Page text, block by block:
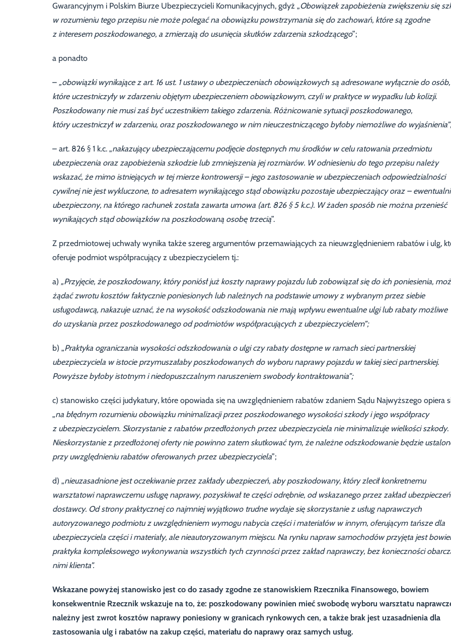
Gwarancyjnym i Polskim Biurze Ubezpieczycieli Komunikacyjnych, gdyż „Obowiązek zapobieżenia zwiększeniu się
w rozumieniu tego przepisu nie może polegać na obowiązku powstrzymania się do zachowań, które są zgodne
z interesem poszkodowanego, a zmierzają do usunięcia skutków zdarzenia szkodzącego”;
a ponadto
– „obowiązki wynikające z art. 16 ust. 1 ustawy o ubezpieczeniach obowiązkowych są adresowane wyłącznie do osób,
które uczestniczyły w zdarzeniu objętym ubezpieczeniem obowiązkowym, czyli w praktyce w wypadku lub kolizji.
Poszkodowany nie musi zaś być uczestnikiem takiego zdarzenia. Różnicowanie sytuacji poszkodowanego,
który uczestniczył w zdarzeniu, oraz poszkodowanego w nim nieuczestniczącego byłoby niemożliwe do wyjaśnienia”;
– art. 826 § 1 k.c. „nakazujący ubezpieczającemu podjęcie dostępnych mu środków w celu ratowania przedmiotu
ubezpieczenia oraz zapobieżenia szkodzie lub zmniejszenia jej rozmiarów. W odniesieniu do tego przepisu należy
wskazać, że mimo istniejących w tej mierze kontrowersji – jego zastosowanie w ubezpieczeniach odpowiedzialności
cywilnej nie jest wykluczone, to adresatem wynikającego stąd obowiązku pozostaje ubezpieczający oraz –
ubezpieczony, na którego rachunek została zawarta umowa (art. 826 § 5 k.c.). W żaden sposób nie można przenieść
wynikających stąd obowiązków na poszkodowaną osobę trzecią”.
Z przedmiotowej uchwały wynika także szereg argumentów przemawiających za nieuwzględnieniem rabatów i ulg,
oferuje podmiot współpracujący z ubezpieczycielem tj.:
a) „Przyjęcie, że poszkodowany, który poniósł już koszty naprawy pojazdu lub zobowiązał się do ich poniesienia,
żądać zwrotu kosztów faktycznie poniesionych lub należnych na podstawie umowy z wybranym przez siebie
usługodawcą, nakazuje uznać, że na wysokość odszkodowania nie mają wpływu ewentualne ulgi lub rabaty możliwe
do uzyskania przez poszkodowanego od podmiotów współpracujących z ubezpieczycielem”;
b) „Praktyka ograniczania wysokości odszkodowania o ulgi czy rabaty dostępne w ramach sieci partnerskiej
ubezpieczyciela w istocie przymuszałaby poszkodowanych do wyboru naprawy pojazdu w takiej sieci partnerskiej.
Powyższe byłoby istotnym i niedopuszczalnym naruszeniem swobody kontraktowania”;
c) stanowisko części judykatury, które opowiada się na uwzględnieniem rabatów zdaniem Sądu Najwyższego opiera
„na błędnym rozumieniu obowiązku minimalizacji przez poszkodowanego wysokości szkody i jego współpracy
z ubezpieczycielem. Skorzystanie z rabatów przedłożonych przez ubezpieczyciela nie minimalizuje wielkości szkody.
Nieskorzystanie z przedłożonej oferty nie powinno zatem skutkować tym, że należne odszkodowanie będzie
przy uwzględnieniu rabatów oferowanych przez ubezpieczyciela”;
d) „nieuzasadnione jest oczekiwanie przez zakłady ubezpieczeń, aby poszkodowany, który zlecił konkretnemu
warsztatowi naprawczemu usługę naprawy, pozyskiwał te części odrębnie, od wskazanego przez zakład ubezpieczeń
dostawcy. Od strony praktycznej co najmniej wyjątkowo trudne wydaje się skorzystanie z usług naprawczych
autoryzowanego podmiotu z uwzględnieniem wymogu nabycia części i materiałów w innym, oferującym tańsze dla
ubezpieczyciela części i materiały, ale nieautoryzowanym miejscu. Na rynku napraw samochodów przyjęta jest
praktyka kompleksowego wykonywania wszystkich tych czynności przez zakład naprawczy, bez konieczności
nimi klienta”.
Wskazane powyżej stanowisko jest co do zasady zgodne ze stanowiskiem Rzecznika Finansowego, bowiem
konsekwentnie Rzecznik wskazuje na to, że: poszkodowany powinien mieć swobodę wyboru warsztatu
należny jest zwrot kosztów naprawy poniesiony w granicach rynkowych cen, a także brak jest uzasadnienia dla
zastosowania ulg i rabatów na zakup części, materiału do naprawy oraz samych usług.